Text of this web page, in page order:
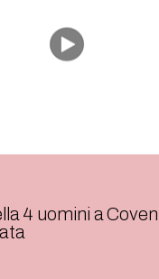
4 uomini a